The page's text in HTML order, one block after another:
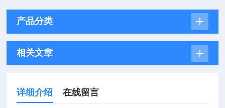
产品分类
相关文章
详细介绍 在线留言